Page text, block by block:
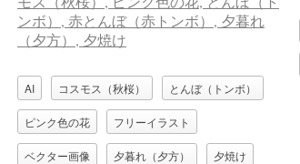
AI コスモス（秋桜） とんぼ（トンボ）
ピンク色の花 フリーイラスト
ベクター画像 夕暮れ（夕方） 夕焼け